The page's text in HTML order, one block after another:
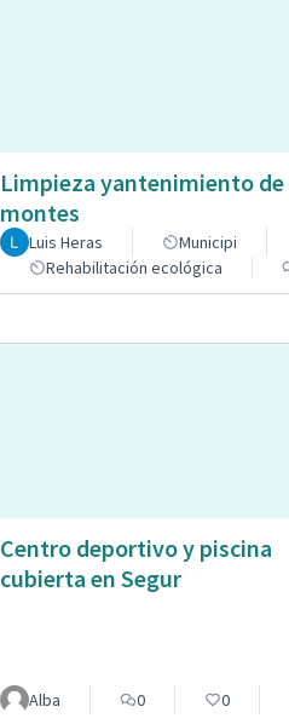
Limpieza yantenimiento de
montes
Luis Heras
Municipi
Rehabilitación ecológica
Centro deportivo y piscina
cubierta en Segur
Alba 0 0